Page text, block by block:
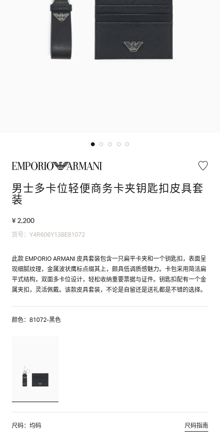
男士多卡位轻便商务卡夹钥匙扣皮具套
装
¥ 2,200
货号：Y4R606Y138E81072
此款 EMPORIO ARMANI 皮具套装包含一只扁平卡夹和一个钥匙扣，表面呈
现细腻纹理，金属波状鹰标点缀其上，颇具低调质感魅力。卡包采用简洁扁
平式结构，双面多卡位设计，轻松收纳重要票据与证件。钥匙扣配有一个金
属夹扣，灵活佩戴。该款皮具套装，不论是自留还是送礼都是不错的选择。
颜色：81072-黑色
尺码：均码 尺码指南